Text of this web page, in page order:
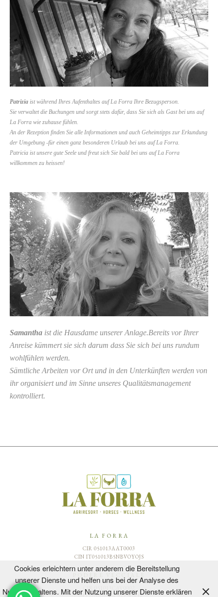
Patrizia ist während Ihres Aufenthaltes auf La Forra Ihre Bezugsperson.
Sie verwaltet die Buchungen und sorgt stets dafür, dass Sie sich als Gast bei uns auf
La Forra wie zuhause fühlen.
An der Rezeption finden Sie alle Informationen und auch Geheimtipps zur Erkundung
der Umgebung -für einen ganz besonderen Urlaub bei uns auf La Forra.
Patricia ist unsere gute Seele und freut sich Sie bald bei uns auf La Forra
willkommen zu heissen!
Samantha ist die Hausdame unserer Anlage.Bereits vor Ihrer
Anreise kümmert sie sich darum dass Sie sich bei uns rundum
wohlfühlen werden.
Sämtliche Arbeiten vor Ort und in den Unterkünften werden von
ihr organisiert und im Sinne unseres Qualitätsmanagement
kontrolliert.
LA FORRA
CIR 051013AAT0003
CIN IT051013B5NBVOYOJS
CIR 051013CAV0002
Cookies erleichtern unter anderem die Bereitstellung
unserer Dienste und helfen uns bei der Analyse des
Nutzerverhaltens. Mit der Nutzung unserer Dienste erklären